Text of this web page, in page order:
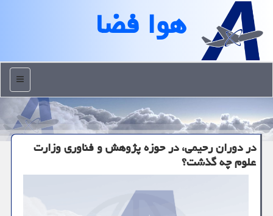
هوا فضا
منو
در دوران رحیمی، در حوزه پژوهش و فناوری وزارت
علوم چه گذشت؟